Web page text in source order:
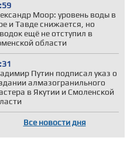
Моор: уровень воды в
и Тавде снижается, но
ещё не отступил в
области
Путин подписал указ о
алмазогранильного
в Якутии и Смоленской
Все новости дня